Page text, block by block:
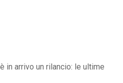
in arrivo un rilancio: le ultime